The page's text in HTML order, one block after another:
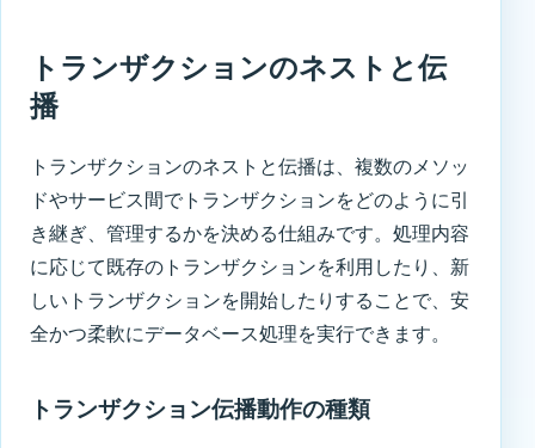
トランザクションのネストと伝
播
トランザクションのネストと伝播は、複数のメソッ
ドやサービス間でトランザクションをどのように引
き継ぎ、管理するかを決める仕組みです。処理内容
に応じて既存のトランザクションを利用したり、新
しいトランザクションを開始したりすることで、安
全かつ柔軟にデータベース処理を実行できます。
トランザクション伝播動作の種類